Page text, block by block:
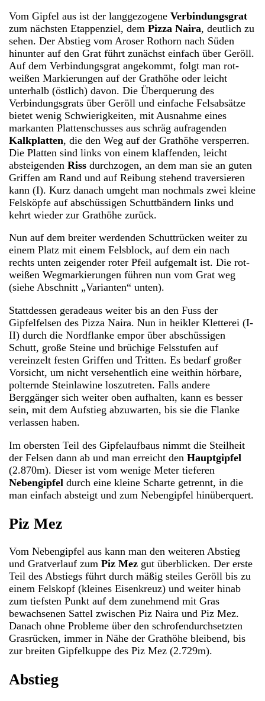
Vom Gipfel aus ist der langgezogeneVerbindungsgrat
zum nächsten Etappenziel, demPizza Naira, deutlich zu
sehen. Der Abstieg vom Aroser Rothorn nach Süden
hinunter auf den Grat führt zunächst einfach über Geröll.
Auf dem Verbindungsgrat angekommt, folgt man rot-
weißen Markierungen auf der Grathöhe oder leicht
unterhalb (östlich) davon. Die Überquerung des
Verbindungsgrats über Geröll und einfache Felsabsätze
bietet wenig Schwierigkeiten, mit Ausnahme eines
markanten Plattenschusses aus schräg aufragenden
Kalkplatten, die den Weg auf der Grathöhe versperren.
Die Platten sind links von einem klaffenden, leicht
absteigendenRiss durchzogen, an dem man sie an guten
Griffen am Rand und auf Reibung stehend traversieren
kann (I). Kurz danach umgeht man nochmals zwei kleine
Felsköpfe auf abschüssigen Schuttbändern links und
kehrt wieder zur Grathöhe zurück.
Nun auf dem breiter werdenden Schuttrücken weiter zu
einem Platz mit einem Felsblock, auf dem ein nach
rechts unten zeigender roter Pfeil aufgemalt ist. Die rot-
weißen Wegmarkierungen führen nun vom Grat weg
(siehe Abschnitt „Varianten“ unten).
Stattdessen geradeaus weiter bis an den Fuss der
Gipfelfelsen des Pizza Naira. Nun in heikler Kletterei (I-
II) durch die Nordflanke empor über abschüssigen
Schutt, große Steine und brüchige Felsstufen auf
vereinzelt festen Griffen und Tritten. Es bedarf großer
Vorsicht, um nicht versehentlich eine weithin hörbare,
polternde Steinlawine loszutreten. Falls andere
Berggänger sich weiter oben aufhalten, kann es besser
sein, mit dem Aufstieg abzuwarten, bis sie die Flanke
verlassen haben.
Im obersten Teil des Gipfelaufbaus nimmt die Steilheit
der Felsen dann ab und man erreicht denHauptgipfel
(2.870m). Dieser ist vom wenige Meter tieferen
Nebengipfel durch eine kleine Scharte getrennt, in die
man einfach absteigt und zum Nebengipfel hinüberquert.
Piz Mez
Vom Nebengipfel aus kann man den weiteren Abstieg
und Gratverlauf zumPiz Mez gut überblicken. Der erste
Teil des Abstiegs führt durch mäßig steiles Geröll bis zu
einem Felskopf (kleines Eisenkreuz) und weiter hinab
zum tiefsten Punkt auf dem zunehmend mit Gras
bewachsenen Sattel zwischen Piz Naira und Piz Mez.
Danach ohne Probleme über den schrofendurchsetzten
Grasrücken, immer in Nähe der Grathöhe bleibend, bis
zur breiten Gipfelkuppe des Piz Mez (2.729m).
Abstieg